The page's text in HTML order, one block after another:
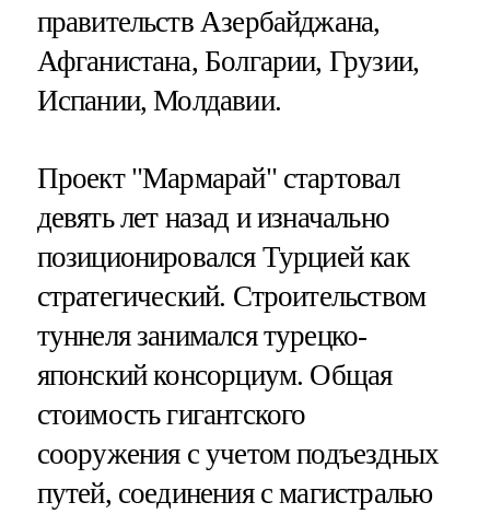
правительств Азербайджана,
Афганистана, Болгарии, Грузии,
Испании, Молдавии.
Проект "Мармарай" стартовал
девять лет назад и изначально
позиционировался Турцией как
стратегический. Строительством
туннеля занимался турецко-
японский консорциум. Общая
стоимость гигантского
сооружения с учетом подъездных
путей, соединения с магистралью